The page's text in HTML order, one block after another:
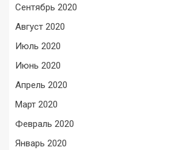
Сентябрь 2020
Август 2020
Июль 2020
Июнь 2020
Апрель 2020
Март 2020
Февраль 2020
Январь 2020